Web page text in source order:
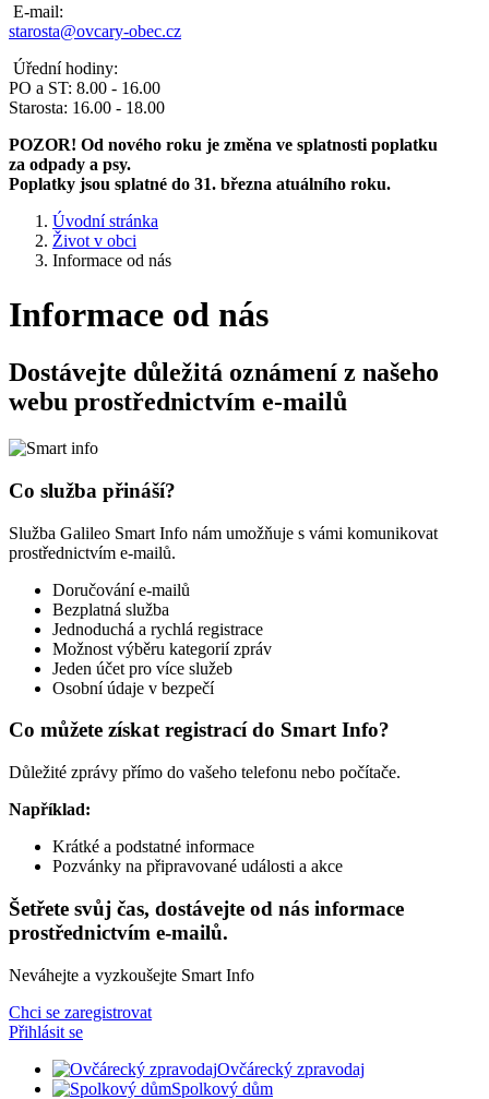
E-mail:
starosta@ovcary-obec.cz
Úřední hodiny:
PO a ST: 8.00 - 16.00
Starosta: 16.00 - 18.00
POZOR! Od nového roku je změna ve splatnosti poplatku
za odpady a psy.
Poplatky jsou splatné do 31. března atuálního roku.
Úvodní stránka
Život v obci
Informace od nás
Informace od nás
Dostávejte důležitá oznámení z našeho
webu prostřednictvím e-mailů
Co služba přináší?
Služba Galileo Smart Info nám umožňuje s vámi komunikovat
prostřednictvím e-mailů.
Doručování e-mailů
Bezplatná služba
Jednoduchá a rychlá registrace
Možnost výběru kategorií zpráv
Jeden účet pro více služeb
Osobní údaje v bezpečí
Co můžete získat registrací do Smart Info?
Důležité zprávy přímo do vašeho telefonu nebo počítače.
Například:
Krátké a podstatné informace
Pozvánky na připravované události a akce
Šetřete svůj čas, dostávejte od nás informace
prostřednictvím e-mailů.
Neváhejte a vyzkoušejte Smart Info
Chci se zaregistrovat
Přihlásit se
Ovčárecký zpravodaj
Spolkový dům